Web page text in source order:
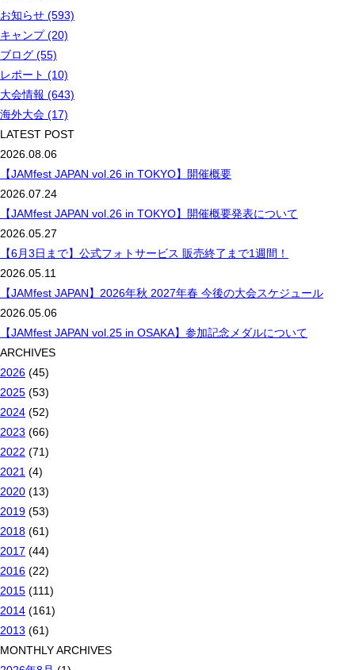
お知らせ (593)
キャンプ (20)
ブログ (55)
レポート (10)
大会情報 (643)
海外大会 (17)
LATEST POST
2026.08.06
【JAMfest JAPAN vol.26 in TOKYO】開催概要
2026.07.24
【JAMfest JAPAN vol.26 in TOKYO】開催概要発表について
2026.05.27
【6月3日まで】公式フォトサービス 販売終了まで1週間！
2026.05.11
【JAMfest JAPAN】2026年秋 2027年春 今後の大会スケジュール
2026.05.06
【JAMfest JAPAN vol.25 in OSAKA】参加記念メダルについて
ARCHIVES
2026 (45)
2025 (53)
2024 (52)
2023 (66)
2022 (71)
2021 (4)
2020 (13)
2019 (53)
2018 (61)
2017 (44)
2016 (22)
2015 (111)
2014 (161)
2013 (61)
MONTHLY ARCHIVES